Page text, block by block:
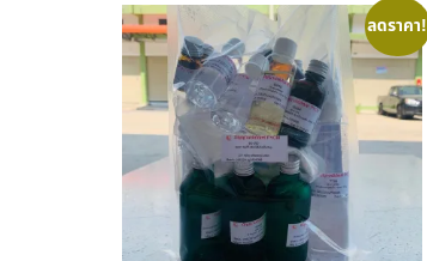
ลดราคา!